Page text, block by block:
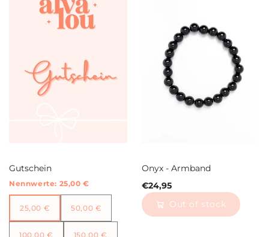
Gutschein
Nennwerte: 25,00 €
25,00 € 50,00 €
100,00 € 150,00 €
Onyx - Armband
€24,95
Out of stock